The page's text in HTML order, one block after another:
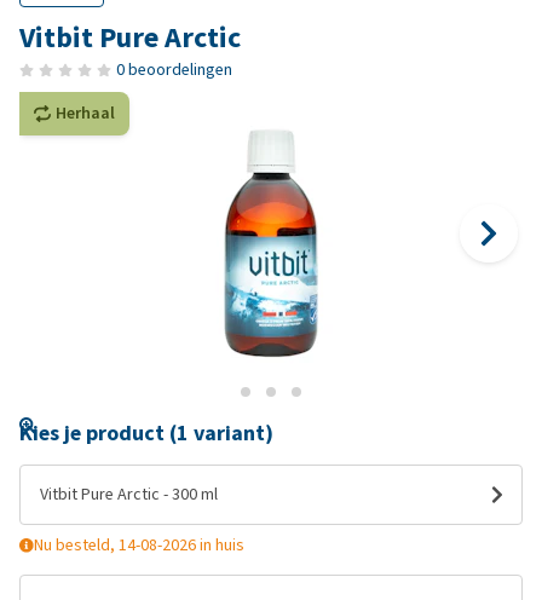
Vitbit Pure Arctic
0 beoordelingen
Herhaal
Kies je product (1 variant)
Vitbit Pure Arctic - 300 ml
Nu besteld, 14-08-2026 in huis